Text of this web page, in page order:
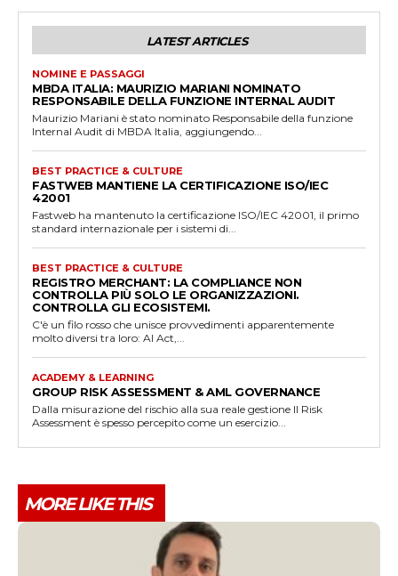
LATEST ARTICLES
NOMINE E PASSAGGI
MBDA ITALIA: MAURIZIO MARIANI NOMINATO
RESPONSABILE DELLA FUNZIONE INTERNAL AUDIT
Maurizio Mariani è stato nominato Responsabile della funzione
Internal Audit di MBDA Italia, aggiungendo...
BEST PRACTICE & CULTURE
FASTWEB MANTIENE LA CERTIFICAZIONE ISO/IEC
42001
Fastweb ha mantenuto la certificazione ISO/IEC 42001, il primo
standard internazionale per i sistemi di...
BEST PRACTICE & CULTURE
REGISTRO MERCHANT: LA COMPLIANCE NON
CONTROLLA PIÙ SOLO LE ORGANIZZAZIONI.
CONTROLLA GLI ECOSISTEMI.
C'è un filo rosso che unisce provvedimenti apparentemente
molto diversi tra loro: AI Act,...
ACADEMY & LEARNING
GROUP RISK ASSESSMENT & AML GOVERNANCE
Dalla misurazione del rischio alla sua reale gestione Il Risk
Assessment è spesso percepito come un esercizio...
MORE LIKE THIS